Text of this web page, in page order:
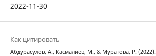
2022-11-30
Как цитировать
Абдурасулов, А., Касмалиев, М., & Муратова, Р.